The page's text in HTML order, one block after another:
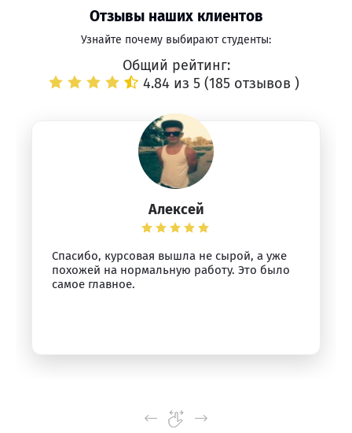
Отзывы наших клиентов
Узнайте почему выбирают студенты:
Общий рейтинг:
4.84 из 5 (185 отзывов )
Алексей
Спасибо, курсовая вышла не сырой, а уже
похожей на нормальную работу. Это было
самое главное.